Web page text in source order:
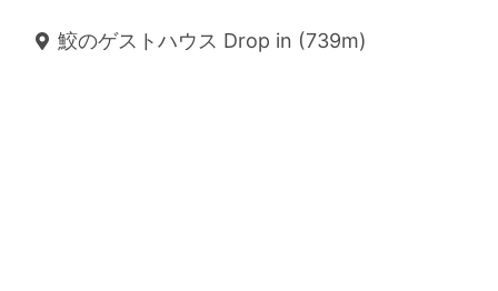
鮫のゲストハウス Drop in (739m)